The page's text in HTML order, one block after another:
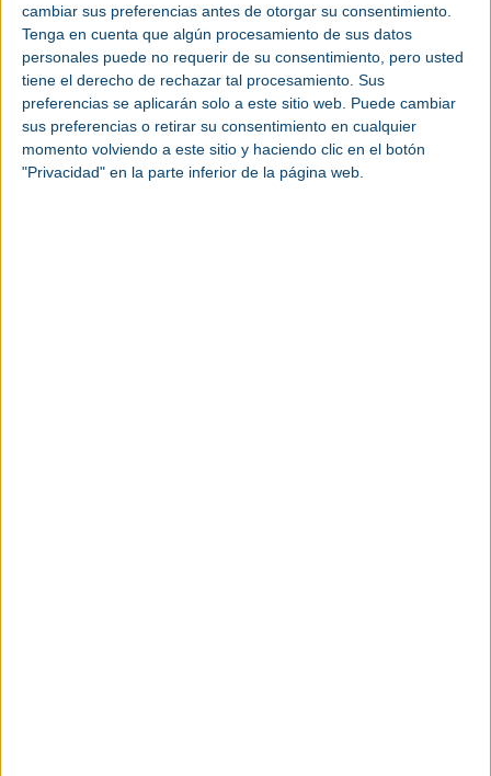
cambiar sus preferencias antes de otorgar su consentimiento.
Tenga en cuenta que algún procesamiento de sus datos
personales puede no requerir de su consentimiento, pero usted
tiene el derecho de rechazar tal procesamiento. Sus
preferencias se aplicarán solo a este sitio web. Puede cambiar
sus preferencias o retirar su consentimiento en cualquier
momento volviendo a este sitio y haciendo clic en el botón
"Privacidad" en la parte inferior de la página web.
La 2ª Fase incluye el tratamiento biológico y de
fangos que permita la conexión del efluente de la
EDAR con el emisario submarino, ejecutado
recientemente por la Consejería de Medio
Ambiente, Ordenación del Territorio e
Infraestructuras.
En esta 2ª fase se realizará: una línea de